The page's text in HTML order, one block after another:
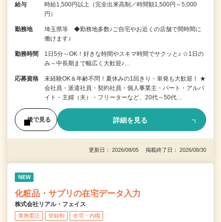
給与
時給1,500円以上（完全出来高制／時間額1,500円～5,000
円）
勤務地
埼玉県等 ◆勤務地多数♪ご自宅やお近くの店舗で間時間に
働けます♪
勤務時間
1日5分～OK！好きな時間やスキマ時間でサクッと♪ ☆1日の
み～中長期まで幅広く大歓迎♪…
応募資格
未経験OK＆年齢不問！夏休みの1回きり・単発も大歓迎！ ★
会社員・派遣社員・契約社員・個人事業主・パート・アルバ
イト・主婦（夫）・フリーターなど、20代～50代…
後で見る 詳細を見る
更新日： 2026/08/05 掲載終了日： 2026/08/30
NEW
化粧品・サプリの在宅データ入力
株式会社リアル・フェイス
業務委託 登録制 在宅・内職